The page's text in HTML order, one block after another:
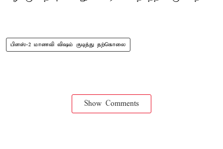
பிளஸ்-2 மாணவி விஷம் குடித்து தற்கொலை
Show Comments